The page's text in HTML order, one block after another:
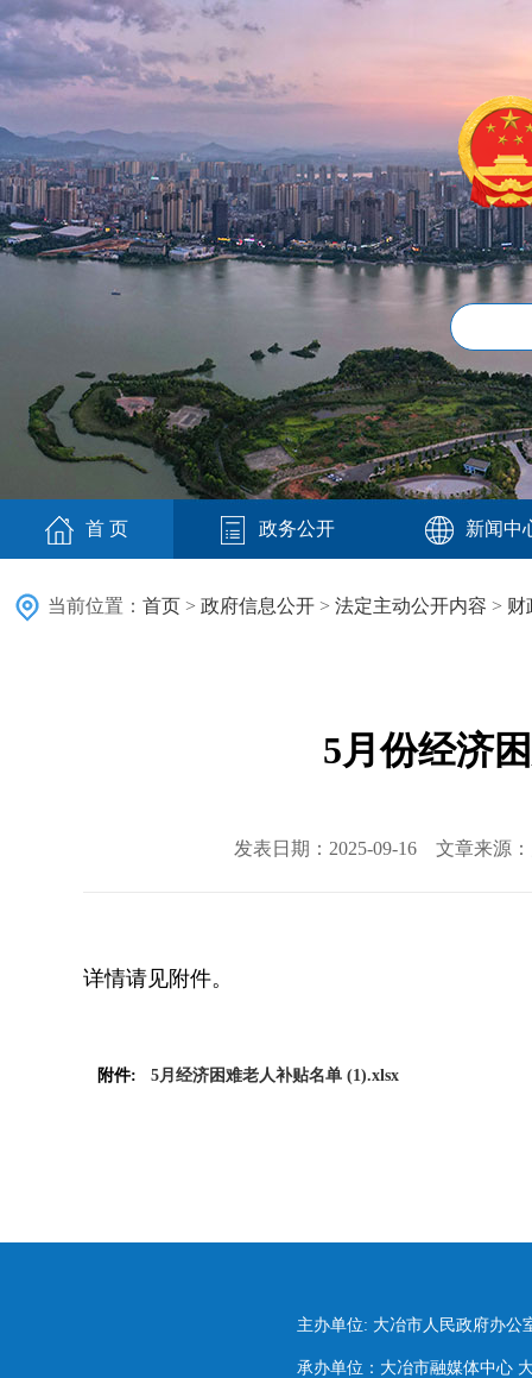
首 页 政务公开 新闻中
当前位置： 首页 > 政府信息公开 > 法定主动公开内容 > 财
5月份经济
发表日期：2025-09-16 文章来源
详情请见附件。
附件: 5月经济困难老人补贴名单 (1).xlsx
主办单位: 大冶市人民政府办公
承办单位：大冶市融媒体中心